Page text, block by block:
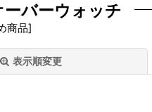
バーウォッチ
商品]
表示順変更